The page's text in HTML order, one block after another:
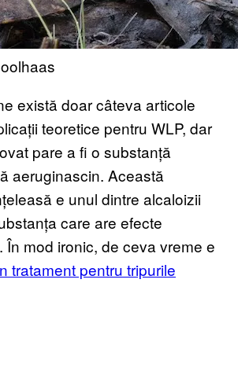
există doar câteva articole
teoretice pentru WLP, dar
pare a fi o substanță
aeruginascin. Această
e unul dintre alcaloizii
care are efecte
În mod ironic, de ceva vreme e
tratament pentru tripurile